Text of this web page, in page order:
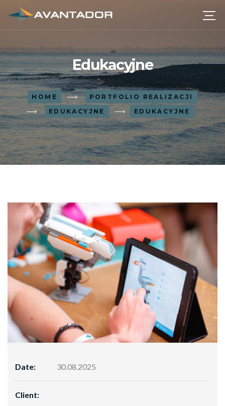
Edukacyjne
HOME
PORTFOLIO REALIZACJI
EDUKACYJNE
EDUKACYJNE
Date: 30.08.2025
Client: